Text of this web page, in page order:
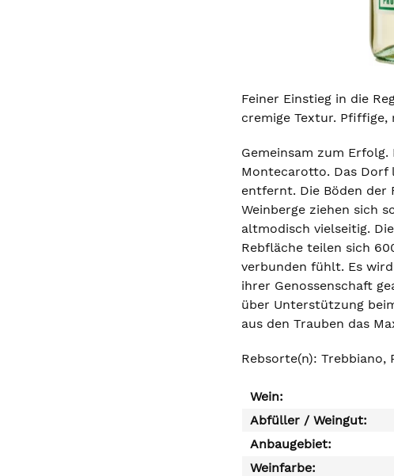
Feiner Einstieg in die
cremige Textur.
Gemeinsam zum
Montecarotto. Das Dorf
entfernt. Die Böden der
Weinberge ziehen sich
altmodisch vielseitig.
Rebfläche teilen sich
verbunden fühlt. Es
ihrer Genossenschaft
über Unterstützung
aus den Trauben das
Rebsorte(n): Trebbiano,
Wein:
Abfüller / Weingut:
Anbaugebiet:
Weinfarbe: